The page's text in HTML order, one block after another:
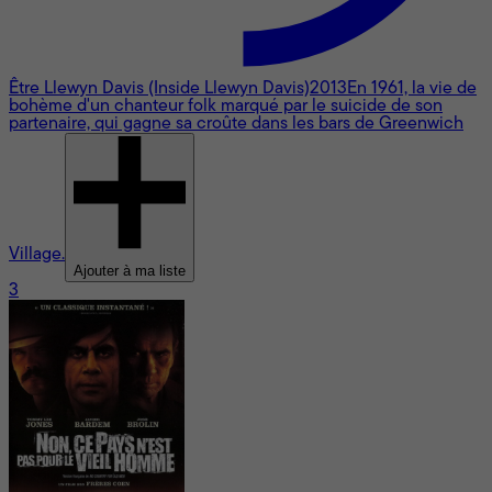
Être Llewyn Davis (Inside Llewyn Davis)2013 En 1961, la vie de
bohème d'un chanteur folk marqué par le suicide de son
partenaire, qui gagne sa croûte dans les bars de Greenwich
Village.
Ajouter à ma liste
3